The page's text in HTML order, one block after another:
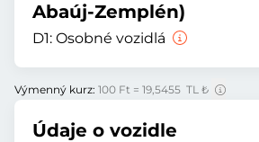
Abaúj-Zemplén)
D1: Osobné vozidlá
Výmenný kurz: 100 Ft = 19,5455 TL ₺
Údaje o vozidle